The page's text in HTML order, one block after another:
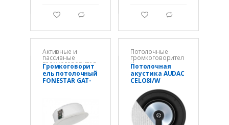
g d g d
Активные и
пассивные
громкоговорител
иГромкоговорит
ель потолочный
FONESTAR GAT-
Потолочные
громкоговорител
и
Потолочная
акустика AUDAC
CELO8I/W